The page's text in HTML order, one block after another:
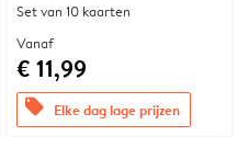
Set van 10 kaarten
Vanaf
€ 11,99
offers Elke dag lage prijzen